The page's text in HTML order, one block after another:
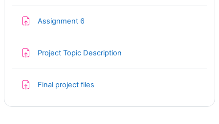
Assignment 6Zadanie
Project Topic Description
Final project files